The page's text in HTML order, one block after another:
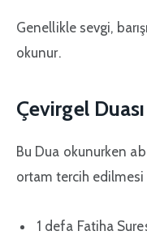
Genellikle sevgi,
okunur.
Çevirgel
Bu Dua okunurken
ortam tercih edilmesi
1 defa Fatiha